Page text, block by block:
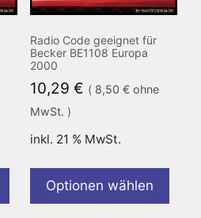
Radio Code geeignet für
Becker BE1108 Europa
2000
10,29 € ( 8,50 €ohne
MwSt. )
inkl. 21 % MwSt.
Optionen wählen